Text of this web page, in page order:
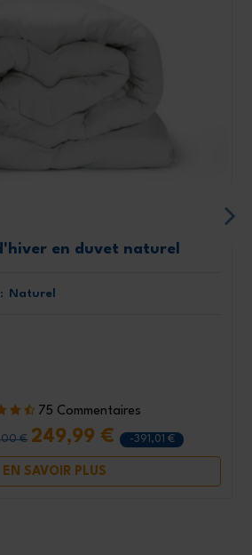
en duvet naturel
Naturel
75 Commentaires
€ 249,99 € -391,01 €
EN SAVOIR PLUS